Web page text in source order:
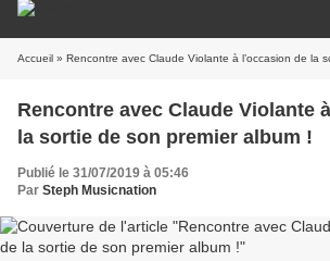
Accueil » Rencontre avec Claude Violante à l’occasion de la
Rencontre avec Claude Violante
la sortie de son premier album !
Publié le 31/07/2019 à 05:46
Par Steph Musicnation